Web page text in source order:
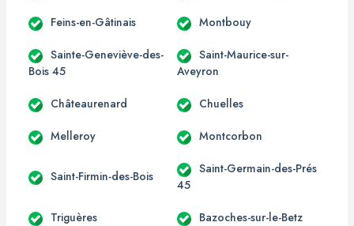
Feins-en-Gâtinais Montbouy
Sainte-Geneviève-des-
Bois 45
Saint-Maurice-sur-
Aveyron
Châteaurenard Chuelles
Melleroy Montcorbon
Saint-Firmin-des-Bois
Saint-Germain-des-Prés
45
Triguères Bazoches-sur-le-Betz